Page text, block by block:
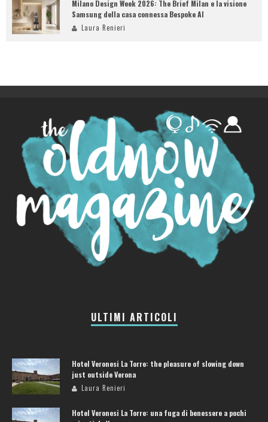
Milano Design Week 2026: The Brief Milan e la visione
Samsung della casa connessa Bespoke AI
Laura Renieri
ULTIMI ARTICOLI
Hotel Veronesi La Torre: the pleasure of slowing down
just outside Verona
Laura Renieri
Hotel Veronesi La Torre: una fuga di benessere a pochi